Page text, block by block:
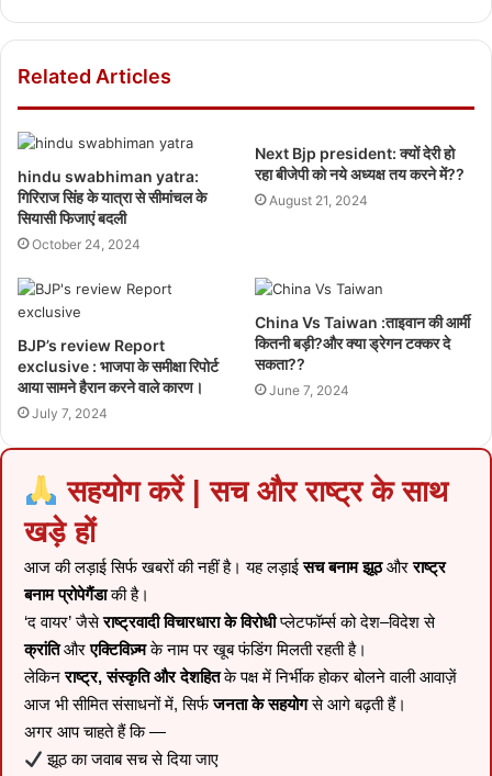
Related Articles
hindu swabhiman yatra:
गिरिराज सिंह के यात्रा से सीमांचल के
सियासी फिजाएं बदली
October 24, 2024
Next Bjp president: क्यों देरी हो
रहा बीजेपी को नये अध्यक्ष तय करने में??
August 21, 2024
BJP’s review Report
exclusive : भाजपा के समीक्षा रिपोर्ट
आया सामने हैरान करने वाले कारण।
July 7, 2024
China Vs Taiwan :ताइवान की आर्मी
कितनी बड़ी?और क्या ड्रेगन टक्कर दे
सकता??
June 7, 2024
सहयोग करें | सच और राष्ट्र के साथ
खड़े हों
आज की लड़ाई सिर्फ खबरों की नहीं है। यह लड़ाईसच बनाम झूठऔरराष्ट्र
बनाम प्रोपेगैंडाकी है।
‘द वायर’ जैसेराष्ट्रवादी विचारधारा के विरोधीप्लेटफॉर्म्स को देश–विदेश से
क्रांतिऔरएक्टिविज़्मके नाम पर खूब फंडिंग मिलती रहती है।
लेकिनराष्ट्र, संस्कृति और देशहितके पक्ष में निर्भीक होकर बोलने वाली आवाज़ें
आज भी सीमित संसाधनों में, सिर्फजनता के सहयोगसे आगे बढ़ती हैं।
अगर आप चाहते हैं कि —
झूठ का जवाब सच से दिया जाए